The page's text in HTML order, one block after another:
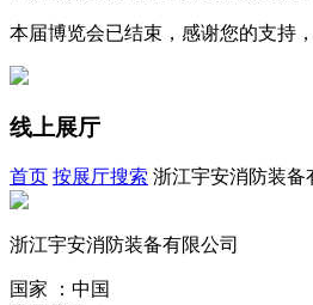
本届博览会已结束，感谢您的支持
线上展厅
首页 按展厅搜索 浙江宇安消防装备
浙江宇安消防装备有限公司
国家 ：中国